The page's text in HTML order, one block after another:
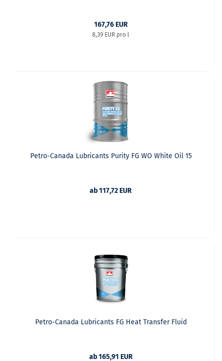
167,76 EUR
8,39 EUR pro l
Petro-Canada Lubricants Purity FG WO White Oil 15
ab 117,72 EUR
Petro-Canada Lubricants FG Heat Transfer Fluid
ab 165,91 EUR